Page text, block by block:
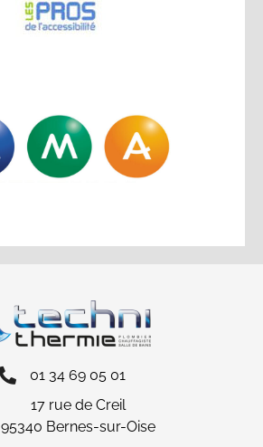
01 34 69 05 01
17 rue de Creil
95340 Bernes-sur-Oise